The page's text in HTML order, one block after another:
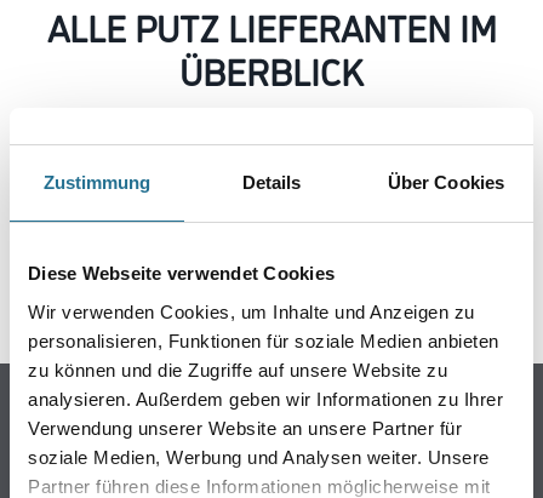
Zustimmung Details Über Cookies
Diese Webseite verwendet Cookies
Wir verwenden Cookies, um Inhalte und Anzeigen zu
personalisieren, Funktionen für soziale Medien anbieten
zu können und die Zugriffe auf unsere Website zu
analysieren. Außerdem geben wir Informationen zu Ihrer
Verwendung unserer Website an unsere Partner für
soziale Medien, Werbung und Analysen weiter. Unsere
Partner führen diese Informationen möglicherweise mit
ALLE PUTZ LIEFERANTEN IM
ÜBERBLICK
Online-Shop
Farben
WDV-Systeme